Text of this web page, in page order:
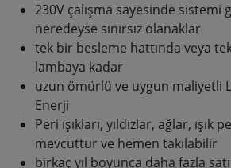
230V çalışma sayesinde sistemi
neredeyse sınırsız olanaklar
tek bir besleme hattında veya
lambaya kadar
uzun ömürlü ve uygun maliyetli
Enerji
Peri ışıkları, yıldızlar, ağlar, ışık
mevcuttur ve hemen takılabilir
birkaç yıl boyunca daha fazla